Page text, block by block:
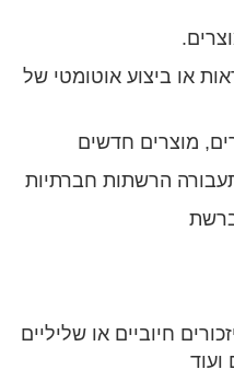
או ביצוע אוטומטי של
מוצרים חדשים
הרשתות חברתיות
ברשת
חיוביים או שליליים